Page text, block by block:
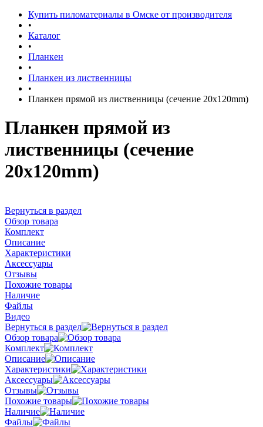
Купить пиломатериалы в Омске от производителя
•
Каталог
•
Планкен
•
Планкен из лиственницы
•
Планкен прямой из лиственницы (сечение 20х120mm)
Планкен прямой из
лиственницы (сечение
20х120mm)
Вернуться в раздел
Обзор товара
Комплект
Описание
Характеристики
Аксессуары
Отзывы
Похожие товары
Наличие
Файлы
Видео
Вернуться в раздел
Обзор товара
Комплект
Описание
Характеристики
Аксессуары
Отзывы
Похожие товары
Наличие
Файлы